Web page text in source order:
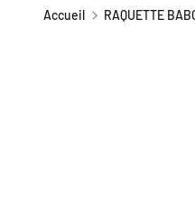
Accueil RAQUETTE